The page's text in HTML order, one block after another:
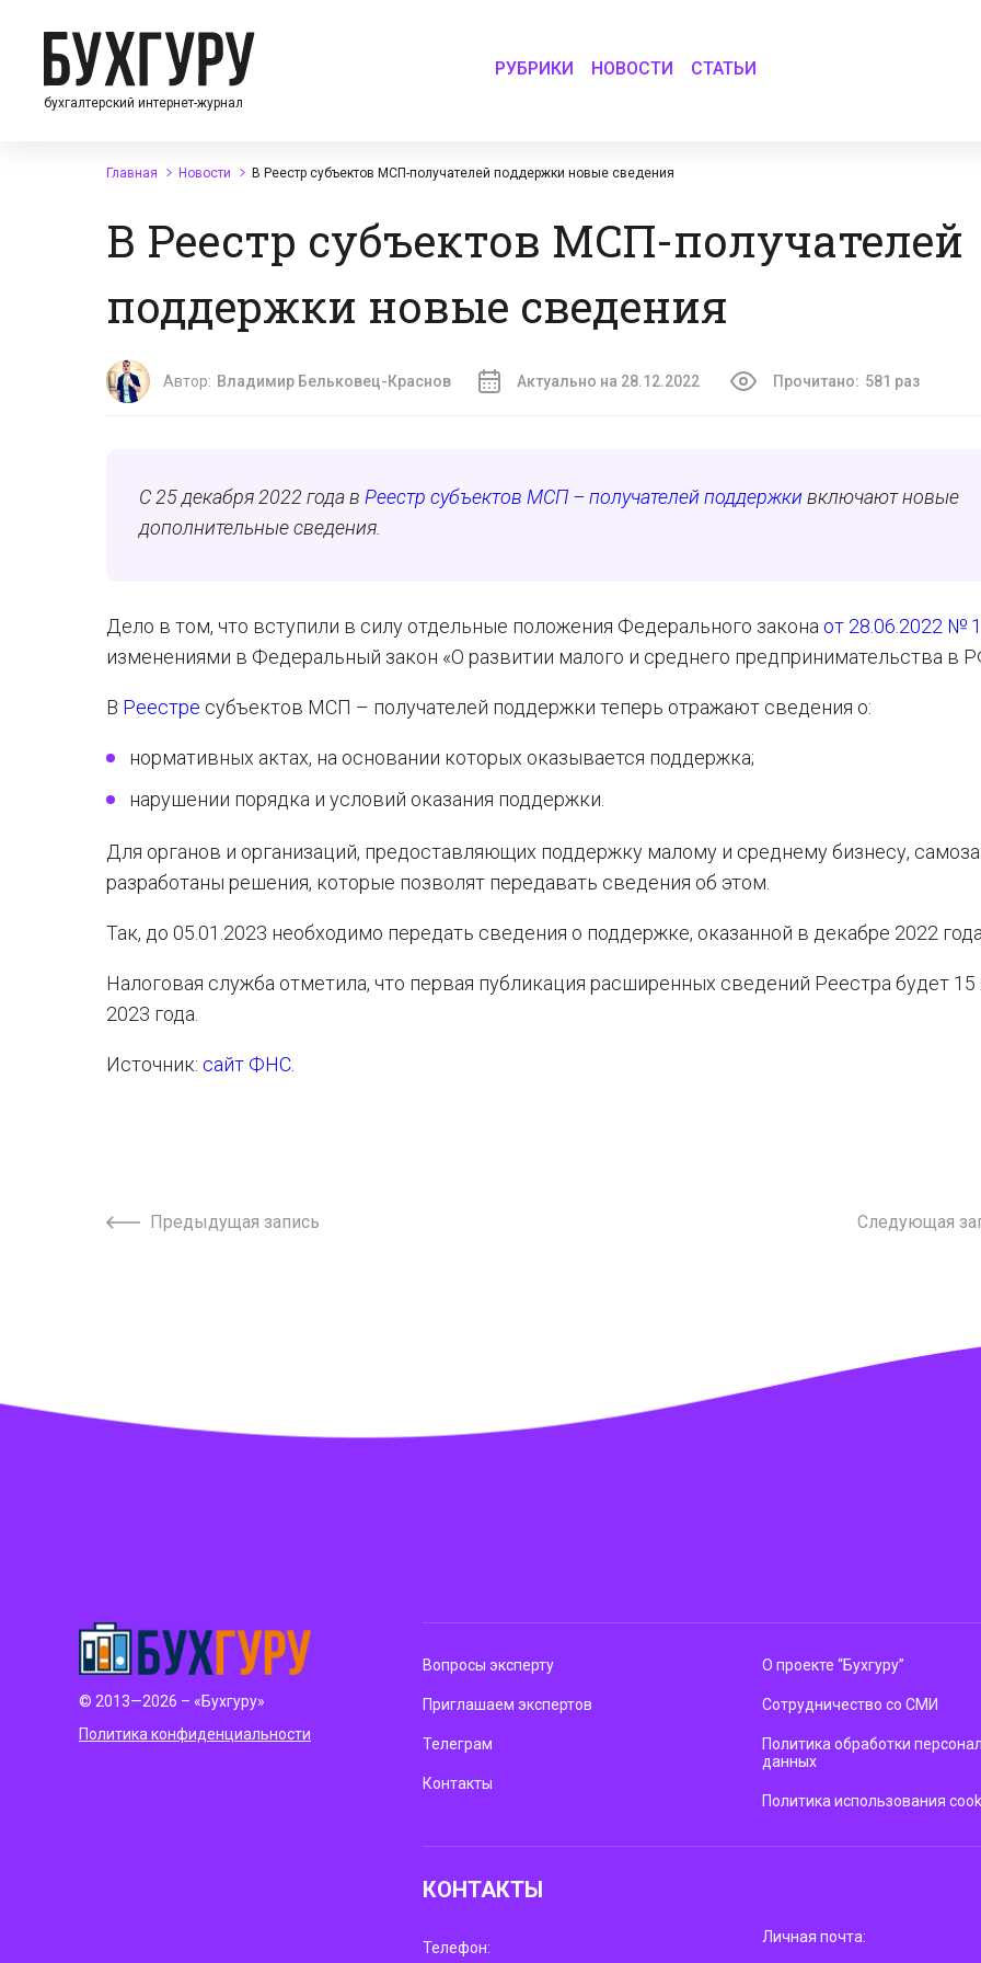
бухгалтерский интернет-журнал
РУБРИКИ НОВОСТИ СТАТЬИ
Главная Новости В Реестр субъектов МСП-получателей поддержки новые сведения
В Реестр субъектов МСП-получателей
поддержки новые сведения
Автор: Владимир Бельковец-Краснов Актуально на 28.12.2022 Прочитано: 581 раз
С 25 декабря 2022 года в Реестр субъектов МСП – получателей поддержки включают новые
дополнительные сведения.
Дело в том, что вступили в силу отдельные положения Федерального закона от 28.06.2022 №
изменениями в Федеральный закон «О развитии малого и среднего предпринимательства в
В Реестре субъектов МСП – получателей поддержки теперь отражают сведения о:
нормативных актах, на основании которых оказывается поддержка;
нарушении порядка и условий оказания поддержки.
Для органов и организаций, предоставляющих поддержку малому и среднему бизнесу,
разработаны решения, которые позволят передавать сведения об этом.
Так, до 05.01.2023 необходимо передать сведения о поддержке, оказанной в декабре 2022 года.
Налоговая служба отметила, что первая публикация расширенных сведений Реестра будет 15
2023 года.
Источник: сайт ФНС
Предыдущая запись Следующая
© 2013—2026 – «Бухгуру»
Политика конфиденциальности
Вопросы эксперту
Приглашаем экспертов
Телеграм
Контакты
О проекте “Бухгуру”
Сотрудничество со СМИ
Политика обработки
данных
Политика использования
КОНТАКТЫ
Телефон:
Личная почта: